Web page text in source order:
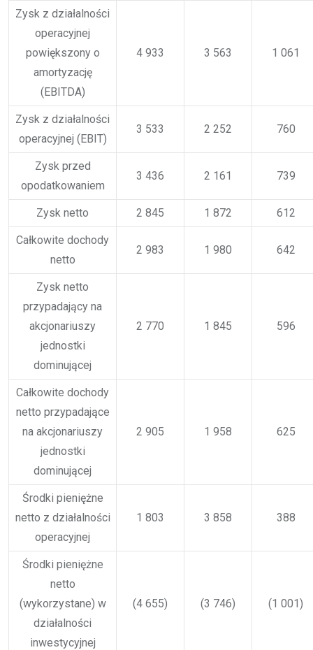
Zysk z działalności
operacyjnej
powiększony o
amortyzację
(EBITDA)
4 933 3 563 1 061
Zysk z działalności
operacyjnej (EBIT)
3 533 2 252 760
Zysk przed
opodatkowaniem
3 436 2 161 739
Zysk netto 2 845 1 872 612
Całkowite dochody
netto
2 983 1 980 642
Zysk netto
przypadający na
akcjonariuszy
jednostki
dominującej
2 770 1 845 596
Całkowite dochody
netto przypadające
na akcjonariuszy
jednostki
dominującej
2 905 1 958 625
Środki pieniężne
netto z działalności
operacyjnej
1 803 3 858 388
Środki pieniężne
netto
(wykorzystane) w
działalności
inwestycyjnej
(4 655) (3 746) (1 001)